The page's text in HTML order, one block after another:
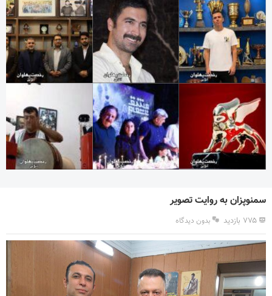
سمنوپزان به روایت تصویر
۷۷۵ بازدید بدون دیدگاه